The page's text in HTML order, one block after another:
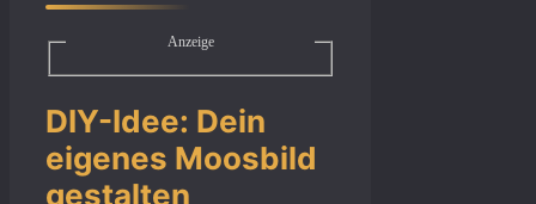
Anzeige
DIY-Idee: Dein
eigenes Moosbild
gestalten